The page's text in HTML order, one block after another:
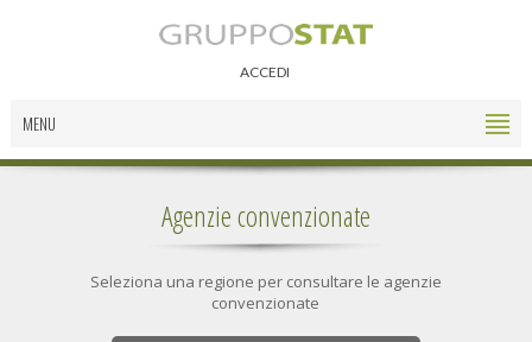
ACCEDI
MENU
Agenzie convenzionate
Seleziona una regione per consultare le agenzie
convenzionate